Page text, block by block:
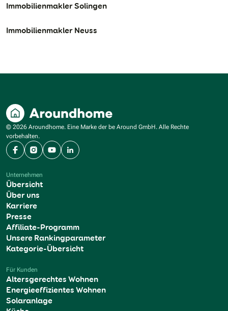
Immobilienmakler Solingen
Immobilienmakler Neuss
© 2026 Aroundhome. Eine Marke der be Around GmbH. Alle Rechte
vorbehalten.
FacebookInstagram
YouTubeLinkedIn
Unternehmen
Übersicht
Über uns
Karriere
Presse
Affiliate-Programm
Unsere Rankingparameter
Kategorie-Übersicht
Für Kunden
Altersgerechtes Wohnen
Energieeffizientes Wohnen
Solaranlage